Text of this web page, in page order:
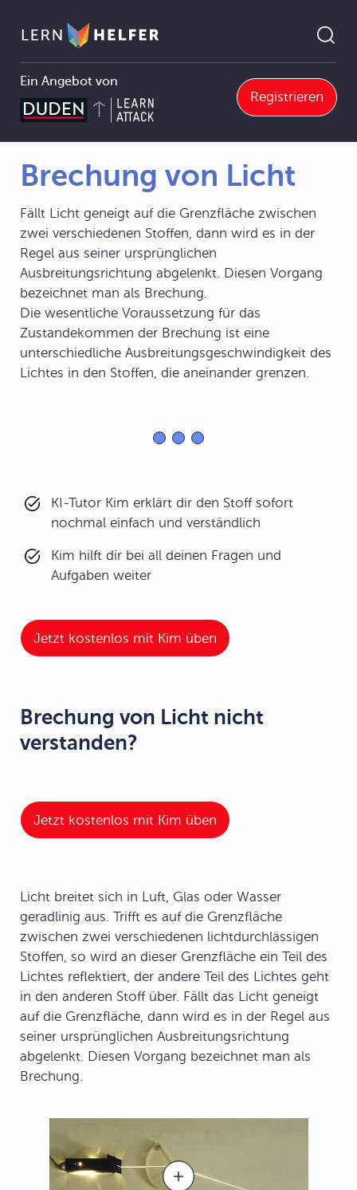
Ein Angebot von
Registrieren
Pfadnavigation
5 Optik 5.3 Brechung des Lichts Brechung von Licht
Brechung von Licht
Fällt Licht geneigt auf die Grenzfläche zwischen
zwei verschiedenen Stoffen, dann wird es in der
Regel aus seiner ursprünglichen
Ausbreitungsrichtung abgelenkt. Diesen Vorgang
bezeichnet man als Brechung.
Die wesentliche Voraussetzung für das
Zustandekommen der Brechung ist eine
unterschiedliche Ausbreitungsgeschwindigkeit des
Lichtes in den Stoffen, die aneinander grenzen.
KI-Tutor Kim erklärt dir den Stoff sofort
nochmal einfach und verständlich
Kim hilft dir bei all deinen Fragen und
Aufgaben weiter
Jetzt kostenlos mit Kim üben
Brechung von Licht nicht
verstanden?
Jetzt kostenlos mit Kim üben
Licht breitet sich in Luft, Glas oder Wasser
geradlinig aus. Trifft es auf die Grenzfläche
zwischen zwei verschiedenen lichtdurchlässigen
Stoffen, so wird an dieser Grenzfläche ein Teil des
Lichtes reflektiert, der andere Teil des Lichtes geht
in den anderen Stoff über. Fällt das Licht geneigt
auf die Grenzfläche, dann wird es in der Regel aus
seiner ursprünglichen Ausbreitungsrichtung
abgelenkt. Diesen Vorgang bezeichnet man als
Brechung.